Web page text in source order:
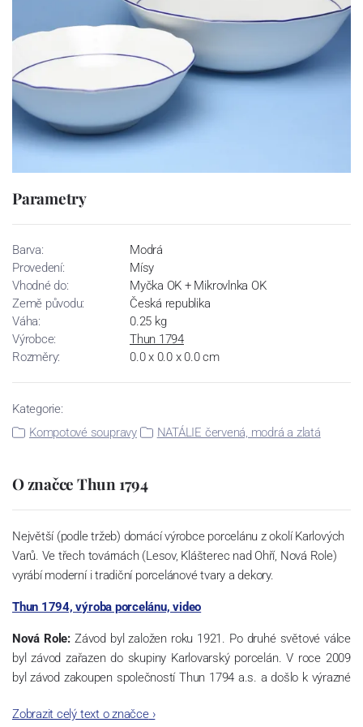
Parametry
Barva:
Modrá
Provedení:
Mísy
Vhodné do:
Myčka OK + Mikrovlnka OK
Země původu:
Česká republika
Váha:
0.25 kg
Výrobce:
Thun 1794
Rozměry:
0.0 x 0.0 x 0.0 cm
Kategorie:
Kompotové soupravy
NATÁLIE červená, modrá a zlatá
O značce Thun 1794
Největší (podle tržeb) domácí výrobce porcelánu z okolí Karlových
Varů. Ve třech továrnách (Lesov, Klášterec nad Ohří, Nová Role)
vyrábí moderní i tradiční porcelánové tvary a dekory.
Thun 1794, výroba porcelánu, video
Nová Role: Závod byl založen roku 1921. Po druhé světové válce
byl závod zařazen do skupiny Karlovarský porcelán. V roce 2009
byl závod zakoupen společností Thun 1794 a.s. a došlo k výrazné
společnosti a v jejím areálu jsou umístěny i provoz servis a výroba
Zobrazit celý text o značce›